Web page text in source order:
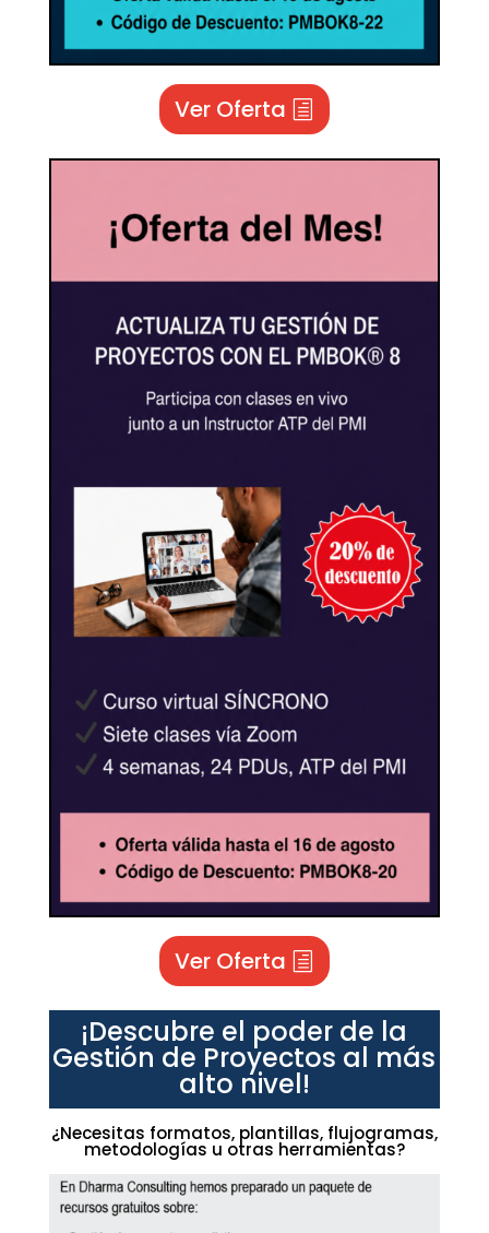
Ver Oferta
Ver Oferta
¡Descubre el poder de la
Gestión de Proyectos al más
alto nivel!
¿Necesitas formatos, plantillas, flujogramas,
metodologías u otras herramientas?